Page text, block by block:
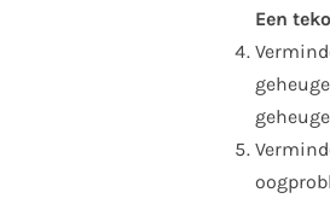
Een